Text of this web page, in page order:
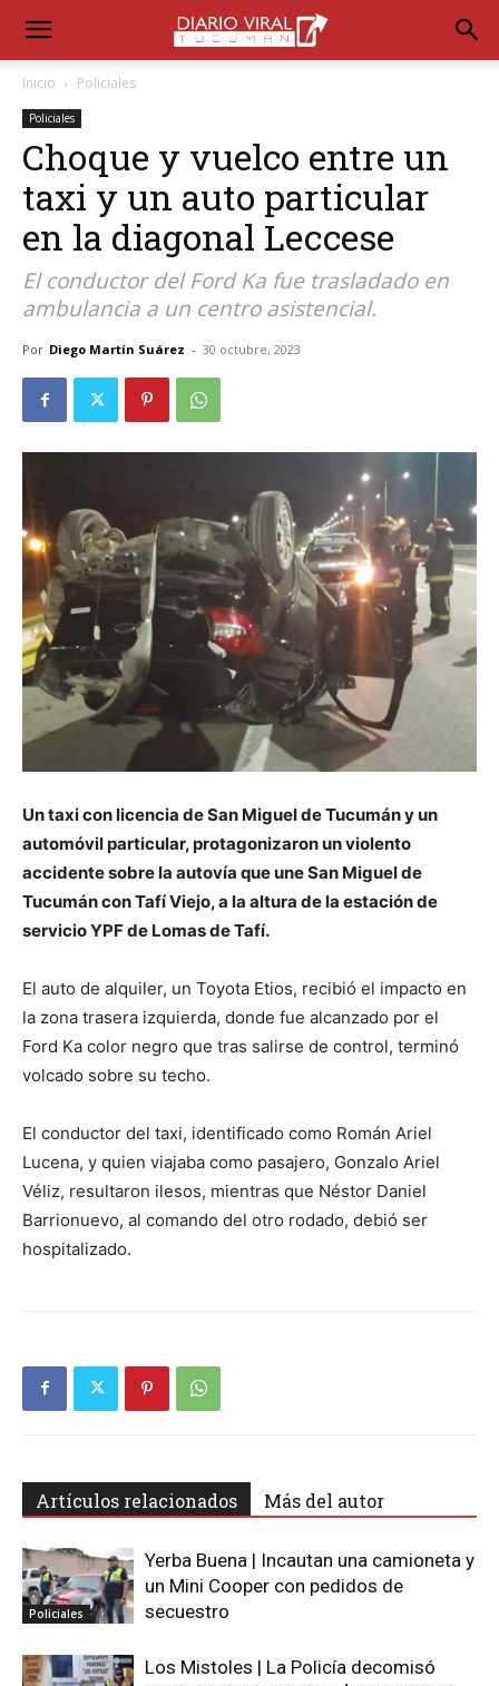
Inicio Policiales
Policiales
Choque y vuelco entre un
taxi y un auto particular
en la diagonal Leccese
El conductor del Ford Ka fue trasladado en
ambulancia a un centro asistencial.
Por Diego Martín Suárez - 30 octubre, 2023
Un taxi con licencia de San Miguel de Tucumán y un
automóvil particular, protagonizaron un violento
accidente sobre la autovía que une San Miguel de
Tucumán con Tafí Viejo, a la altura de la estación de
servicio YPF de Lomas de Tafí.
El auto de alquiler, un Toyota Etios, recibió el impacto en
la zona trasera izquierda, donde fue alcanzado por el
Ford Ka color negro que tras salirse de control, terminó
volcado sobre su techo.
El conductor del taxi, identificado como Román Ariel
Lucena, y quien viajaba como pasajero, Gonzalo Ariel
Véliz, resultaron ilesos, mientras que Néstor Daniel
Barrionuevo, al comando del otro rodado, debió ser
hospitalizado.
Artículos relacionados Más del autor
Policiales
Yerba Buena | Incautan una camioneta y
un Mini Cooper con pedidos de
secuestro
Los Mistoles | La Policía decomisó